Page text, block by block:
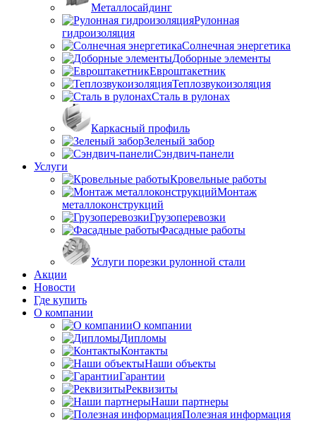
Металлосайдинг
Рулонная
гидроизоляция
Солнечная энергетика
Доборные элементы
Евроштакетник
Теплозвукоизоляция
Сталь в рулонах
Каркасный профиль
Зеленый забор
Сэндвич-панели
Услуги
Кровельные работы
Монтаж
металлоконструкций
Грузоперевозки
Фасадные работы
Услуги порезки рулонной стали
Акции
Новости
Где купить
О компании
О компании
Дипломы
Контакты
Наши объекты
Гарантии
Реквизиты
Наши партнеры
Полезная информация